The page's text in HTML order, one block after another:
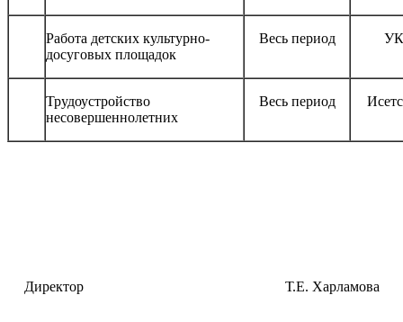
Работа детских культурно-
досуговых площадок
Весь период УК
Трудоустройство
несовершеннолетних
Весь период
Директор Т.Е. Харламова